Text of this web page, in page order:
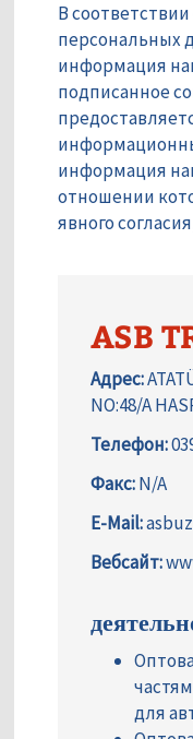
В
персональных
информация
подписанное
информация
отношении
явного
ASB
Адрес:
NO:48/A
Телефон:
Факс:N/A
E-Mail:
Вебсайт:
для